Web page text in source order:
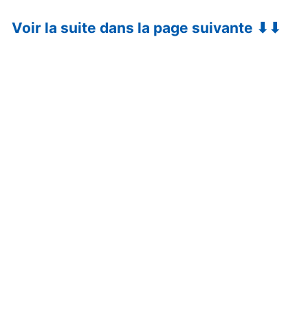
Voir la suite dans la page suivante ⬇⬇